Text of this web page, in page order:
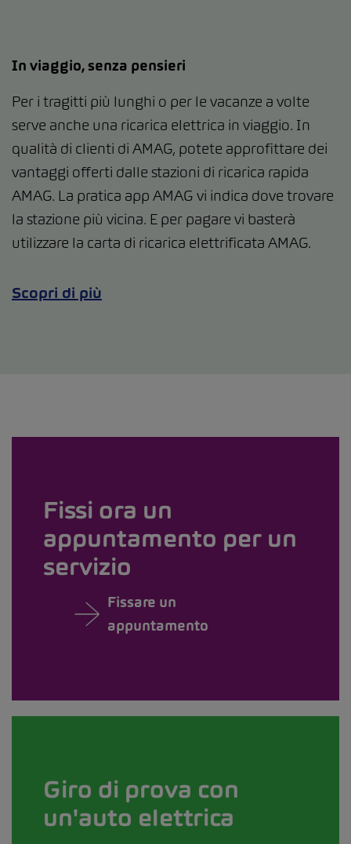
In viaggio, senza pensieri
Per i tragitti più lunghi o per le vacanze a volte
serve anche una ricarica elettrica in viaggio. In
qualità di clienti di AMAG, potete approfittare dei
vantaggi offerti dalle stazioni di ricarica rapida
AMAG. La pratica app AMAG vi indica dove trovare
la stazione più vicina. E per pagare vi basterà
utilizzare la carta di ricarica elettrificata AMAG.
Scopri di più
Fissi ora un
appuntamento per un
servizio
Fissare un
appuntamento
Giro di prova con
un'auto elettrica